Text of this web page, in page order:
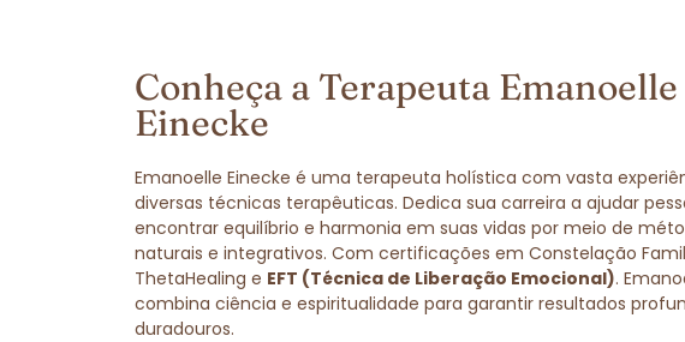
Conheça a Terapeuta Emanoelle
Einecke
Emanoelle Einecke é uma terapeuta holística com vasta
diversas técnicas terapêuticas. Dedica sua carreira a ajudar
encontrar equilíbrio e harmonia em suas vidas por meio de
naturais e integrativos. Com certificações em Constelação
ThetaHealing e EFT (Técnica de Liberação Emocional).
combina ciência e espiritualidade para garantir resultados
duradouros.